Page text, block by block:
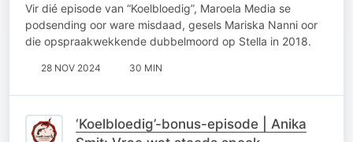
Vir dié episode van “Koelbloedig”, Maroela Media se
podsending oor ware misdaad, gesels Mariska Nanni oor
die opspraakwekkende dubbelmoord op Stella in 2018.
28 NOV 2024 30 MIN
‘Koelbloedig’-bonus-episode | Anika